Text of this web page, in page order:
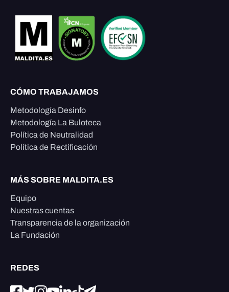
CÓMO TRABAJAMOS
Metodología Desinfo
Metodología La Buloteca
Política de Neutralidad
Política de Rectificación
MÁS SOBRE MALDITA.ES
Equipo
Nuestras cuentas
Transparencia de la organización
La Fundación
REDES